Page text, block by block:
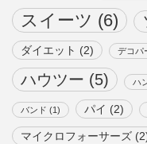
スイーツ (6)
ダイエット (2) デコパ
ハウツー (5) ハ
バンド (1) パイ (2)
マイクロフォーサーズ